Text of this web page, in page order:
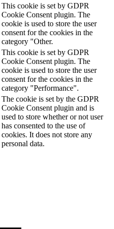
This cookie is set by GDPR
Cookie Consent plugin. The
cookie is used to store the user
consent for the cookies in the
category "Other.
This cookie is set by GDPR
Cookie Consent plugin. The
cookie is used to store the user
consent for the cookies in the
category "Performance".
The cookie is set by the GDPR
Cookie Consent plugin and is
used to store whether or not user
has consented to the use of
cookies. It does not store any
personal data.